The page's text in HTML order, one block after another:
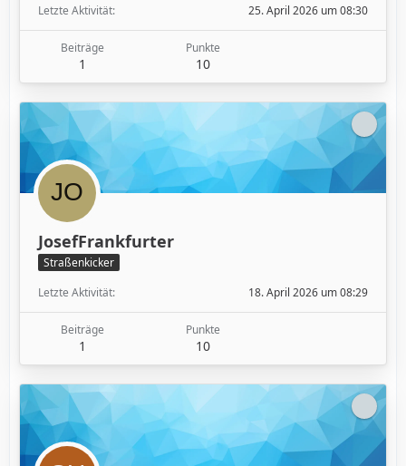
Letzte Aktivität
25. April 2026 um 08:30
Beiträge
1
Punkte
10
JosefFrankfurter
Straßenkicker
Letzte Aktivität
18. April 2026 um 08:29
Beiträge
1
Punkte
10